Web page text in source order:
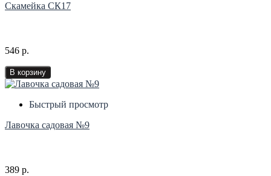
Скамейка СК17
546 р.
В корзину
Быстрый просмотр
Лавочка садовая №9
389 р.